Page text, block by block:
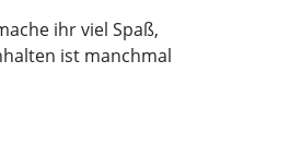
ihr viel Spaß,
ist manchmal